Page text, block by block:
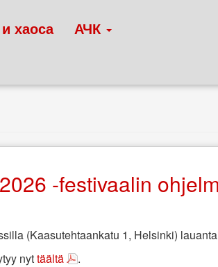
хаоса АЧК
-festivaalin
(Kaasutehtaankatu 1, Helsinki)
nyttäältä
.